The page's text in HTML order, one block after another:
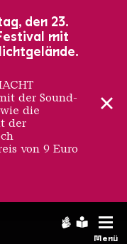
Menü
den 23.
mit
der Sound-
die
der
von 9 Euro